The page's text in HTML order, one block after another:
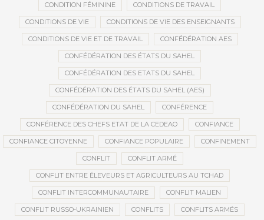
CONDITION FÉMININE CONDITIONS DE TRAVAIL
CONDITIONS DE VIE CONDITIONS DE VIE DES ENSEIGNANTS
CONDITIONS DE VIE ET DE TRAVAIL CONFÉDÉRATION AES
CONFÉDÉRATION DES ÉTATS DU SAHEL
CONFÉDÉRATION DES ETATS DU SAHEL
CONFÉDÉRATION DES ÉTATS DU SAHEL (AES)
CONFÉDÉRATION DU SAHEL CONFÉRENCE
CONFÉRENCE DES CHEFS ETAT DE LA CEDEAO CONFIANCE
CONFIANCE CITOYENNE CONFIANCE POPULAIRE CONFINEMENT
CONFLIT CONFLIT ARMÉ
CONFLIT ENTRE ÉLEVEURS ET AGRICULTEURS AU TCHAD
CONFLIT INTERCOMMUNAUTAIRE CONFLIT MALIEN
CONFLIT RUSSO-UKRAINIEN CONFLITS CONFLITS ARMÉS